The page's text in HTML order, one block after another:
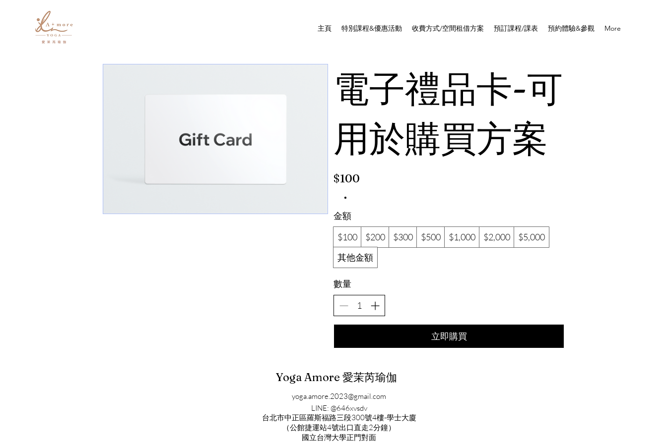
主頁 特別課程&優惠活動 收費方式/空間租借方案 預訂課程/課表 預約體驗&參觀 More
電子禮品卡-可
用於購買方案
$100
金額
$100
$200 $300 $500 $1,000 $2,000
$5,000
其他金額
數量
立即購買
Yoga Amore 愛茉芮瑜伽
yoga.amore.2023@gmail.com
LINE: @646xvsdv
​台北市中正區羅斯福路三段300號4樓-學士大廈
（公館捷運站4號出口直走2分鐘）
​國立台灣大學正門對面